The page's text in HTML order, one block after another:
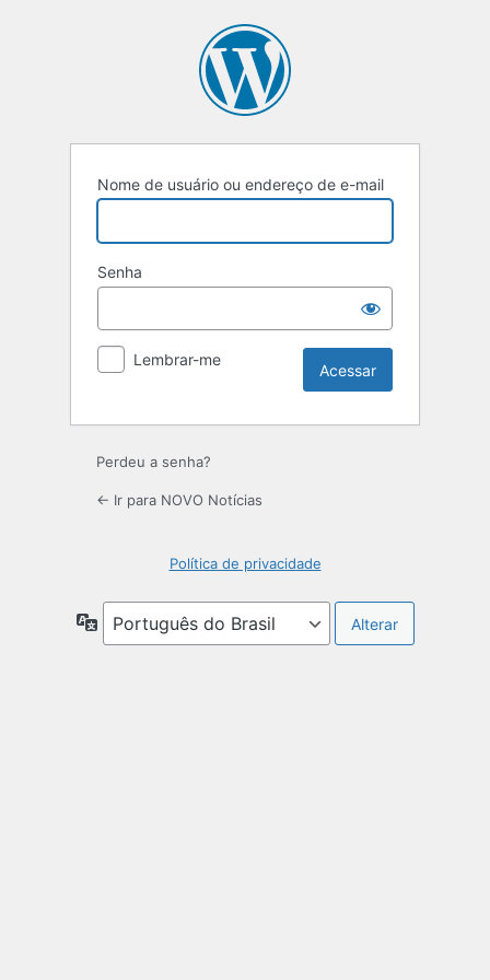
Nome de usuário ou endereço de e-mail
Senha
Lembrar-me
Perdeu a senha?
← Ir para NOVO Notícias
Política de privacidade
Idioma